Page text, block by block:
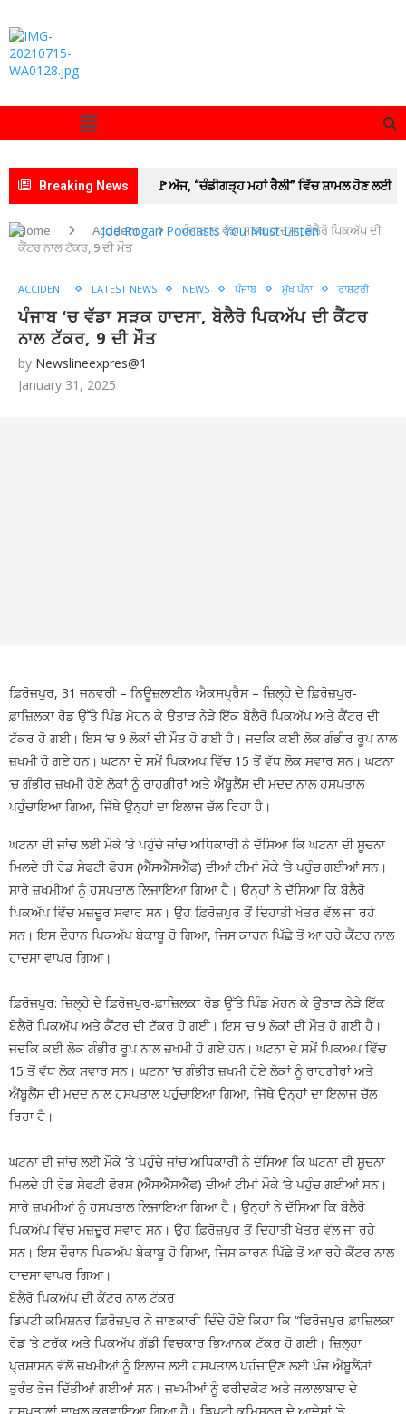
Breaking News 🚩ਅੱਜ, “ਚੰਡੀਗੜ੍ਹ ਮਹਾਂ ਰੈਲੀ” ਵਿੱਚ ਸ਼ਾਮਲ ਹੋਣ ਲਈ
ਡੀ.ਸੀ. ਦਫ਼ਤਰ ਯੂਨੀਅਨ ਪਟਿਆਲਾ ਦੇ ਕਰਮਚਾਰੀ
ਬਾਅਦ ਸਮੂਹਿਕ ਛੁੱਟੀ ਲੈ ਕੇ ਚੰਡੀਗੜ੍ਹ ਵੱਲ ਕੂਚ ਅੱਜ
🚩 ਗੁਰਬਾਣੀ ਦੇ ਲਾਈਵ ਪ੍ਰਸਾਰਣ ’ਤੇ ਵਧਿਆ ਵਿਵਾਦ;
SGPC ਵੱਲੋਂ GTC ਚੈਨਲ ਨੂੰ ਲੀਗਲ ਨੋਟਿਸ ਜਾਰੀ
ਹੇਠ ਹਾਈ-ਟੈਕ ਹੋਵੇਗਾ PRTC
Home Accident
ਪੰਜਾਬ ‘ਚ ਵੱਡਾ ਸੜਕ ਹਾਦਸਾ, ਬੋਲੈਰੋ ਪਿਕਅੱਪ ਦੀ
ਕੈਂਟਰ ਨਾਲ ਟੱਕਰ, 9 ਦੀ ਮੌਤ
ACCIDENT LATEST NEWS NEWS ਪੰਜਾਬ ਮੁੱਖ ਪੰਨਾ ਰਾਸ਼ਟਰੀ
ਪੰਜਾਬ ‘ਚ ਵੱਡਾ ਸੜਕ ਹਾਦਸਾ, ਬੋਲੈਰੋ ਪਿਕਅੱਪ ਦੀ ਕੈਂਟਰ
ਨਾਲ ਟੱਕਰ, 9 ਦੀ ਮੌਤ
by Newslineexpres@1
January 31, 2025
ਫ਼ਿਰੋਜ਼ਪੁਰ, 31 ਜਨਵਰੀ – ਨਿਊਜ਼ਲਾਈਨ ਐਕਸਪ੍ਰੈਸ – ਜ਼ਿਲ੍ਹੇ ਦੇ ਫ਼ਿਰੋਜ਼ਪੁਰ-
ਫ਼ਾਜ਼ਿਲਕਾ ਰੋਡ ਉੱਤੇ ਪਿੰਡ ਮੋਹਨ ਕੇ ਉਤਾੜ ਨੇੜੇ ਇੱਕ ਬੋਲੈਰੋ ਪਿਕਅੱਪ ਅਤੇ ਕੈਂਟਰ ਦੀ
ਟੱਕਰ ਹੋ ਗਈ। ਇਸ ‘ਚ 9 ਲੋਕਾਂ ਦੀ ਮੌਤ ਹੋ ਗਈ ਹੈ। ਜਦਕਿ ਕਈ ਲੋਕ ਗੰਭੀਰ ਰੂਪ ਨਾਲ
ਜ਼ਖਮੀ ਹੋ ਗਏ ਹਨ। ਘਟਨਾ ਦੇ ਸਮੇਂ ਪਿਕਅਪ ਵਿੱਚ 15 ਤੋਂ ਵੱਧ ਲੋਕ ਸਵਾਰ ਸਨ। ਘਟਨਾ
‘ਚ ਗੰਭੀਰ ਜ਼ਖਮੀ ਹੋਏ ਲੋਕਾਂ ਨੂੰ ਰਾਹਗੀਰਾਂ ਅਤੇ ਐਂਬੂਲੈਂਸ ਦੀ ਮਦਦ ਨਾਲ ਹਸਪਤਾਲ
ਪਹੁੰਚਾਇਆ ਗਿਆ, ਜਿੱਥੇ ਉਨ੍ਹਾਂ ਦਾ ਇਲਾਜ ਚੱਲ ਰਿਹਾ ਹੈ।
ਘਟਨਾ ਦੀ ਜਾਂਚ ਲਈ ਮੌਕੇ ‘ਤੇ ਪਹੁੰਚੇ ਜਾਂਚ ਅਧਿਕਾਰੀ ਨੇ ਦੱਸਿਆ ਕਿ ਘਟਨਾ ਦੀ ਸੂਚਨਾ
ਮਿਲਦੇ ਹੀ ਰੋਡ ਸੇਫਟੀ ਫੋਰਸ (ਐੱਸਐੱਸਐੱਫ) ਦੀਆਂ ਟੀਮਾਂ ਮੌਕੇ ‘ਤੇ ਪਹੁੰਚ ਗਈਆਂ ਸਨ।
ਸਾਰੇ ਜ਼ਖਮੀਆਂ ਨੂੰ ਹਸਪਤਾਲ ਲਿਜਾਇਆ ਗਿਆ ਹੈ। ਉਨ੍ਹਾਂ ਨੇ ਦੱਸਿਆ ਕਿ ਬੋਲੈਰੋ
ਪਿਕਅੱਪ ਵਿੱਚ ਮਜ਼ਦੂਰ ਸਵਾਰ ਸਨ। ਉਹ ਫ਼ਿਰੋਜ਼ਪੁਰ ਤੋਂ ਦਿਹਾਤੀ ਖੇਤਰ ਵੱਲ ਜਾ ਰਹੇ
ਸਨ। ਇਸ ਦੌਰਾਨ ਪਿਕਅੱਪ ਬੇਕਾਬੂ ਹੋ ਗਿਆ, ਜਿਸ ਕਾਰਨ ਪਿੱਛੇ ਤੋਂ ਆ ਰਹੇ ਕੈਂਟਰ ਨਾਲ
ਹਾਦਸਾ ਵਾਪਰ ਗਿਆ।
ਫ਼ਿਰੋਜ਼ਪੁਰ: ਜ਼ਿਲ੍ਹੇ ਦੇ ਫ਼ਿਰੋਜ਼ਪੁਰ-ਫ਼ਾਜ਼ਿਲਕਾ ਰੋਡ ਉੱਤੇ ਪਿੰਡ ਮੋਹਨ ਕੇ ਉਤਾੜ ਨੇੜੇ ਇੱਕ
ਬੋਲੈਰੋ ਪਿਕਅੱਪ ਅਤੇ ਕੈਂਟਰ ਦੀ ਟੱਕਰ ਹੋ ਗਈ। ਇਸ ‘ਚ 9 ਲੋਕਾਂ ਦੀ ਮੌਤ ਹੋ ਗਈ ਹੈ।
ਜਦਕਿ ਕਈ ਲੋਕ ਗੰਭੀਰ ਰੂਪ ਨਾਲ ਜ਼ਖਮੀ ਹੋ ਗਏ ਹਨ। ਘਟਨਾ ਦੇ ਸਮੇਂ ਪਿਕਅਪ ਵਿੱਚ
15 ਤੋਂ ਵੱਧ ਲੋਕ ਸਵਾਰ ਸਨ। ਘਟਨਾ ‘ਚ ਗੰਭੀਰ ਜ਼ਖਮੀ ਹੋਏ ਲੋਕਾਂ ਨੂੰ ਰਾਹਗੀਰਾਂ ਅਤੇ
ਐਂਬੂਲੈਂਸ ਦੀ ਮਦਦ ਨਾਲ ਹਸਪਤਾਲ ਪਹੁੰਚਾਇਆ ਗਿਆ, ਜਿੱਥੇ ਉਨ੍ਹਾਂ ਦਾ ਇਲਾਜ ਚੱਲ
ਰਿਹਾ ਹੈ।
ਘਟਨਾ ਦੀ ਜਾਂਚ ਲਈ ਮੌਕੇ ‘ਤੇ ਪਹੁੰਚੇ ਜਾਂਚ ਅਧਿਕਾਰੀ ਨੇ ਦੱਸਿਆ ਕਿ ਘਟਨਾ ਦੀ ਸੂਚਨਾ
ਮਿਲਦੇ ਹੀ ਰੋਡ ਸੇਫਟੀ ਫੋਰਸ (ਐੱਸਐੱਸਐੱਫ) ਦੀਆਂ ਟੀਮਾਂ ਮੌਕੇ ‘ਤੇ ਪਹੁੰਚ ਗਈਆਂ ਸਨ।
ਸਾਰੇ ਜ਼ਖਮੀਆਂ ਨੂੰ ਹਸਪਤਾਲ ਲਿਜਾਇਆ ਗਿਆ ਹੈ। ਉਨ੍ਹਾਂ ਨੇ ਦੱਸਿਆ ਕਿ ਬੋਲੈਰੋ
ਪਿਕਅੱਪ ਵਿੱਚ ਮਜ਼ਦੂਰ ਸਵਾਰ ਸਨ। ਉਹ ਫ਼ਿਰੋਜ਼ਪੁਰ ਤੋਂ ਦਿਹਾਤੀ ਖੇਤਰ ਵੱਲ ਜਾ ਰਹੇ
ਸਨ। ਇਸ ਦੌਰਾਨ ਪਿਕਅੱਪ ਬੇਕਾਬੂ ਹੋ ਗਿਆ, ਜਿਸ ਕਾਰਨ ਪਿੱਛੇ ਤੋਂ ਆ ਰਹੇ ਕੈਂਟਰ ਨਾਲ
ਹਾਦਸਾ ਵਾਪਰ ਗਿਆ।
ਬੋਲੈਰੋ ਪਿਕਅੱਪ ਦੀ ਕੈਂਟਰ ਨਾਲ ਟੱਕਰ
ਡਿਪਟੀ ਕਮਿਸ਼ਨਰ ਫ਼ਿਰੋਜ਼ਪੁਰ ਨੇ ਜਾਣਕਾਰੀ ਦਿੰਦੇ ਹੋਏ ਕਿਹਾ ਕਿ “ਫ਼ਿਰੋਜ਼ਪੁਰ-ਫ਼ਾਜ਼ਿਲਕਾ
ਰੋਡ ‘ਤੇ ਟਰੱਕ ਅਤੇ ਪਿਕਅੱਪ ਗੱਡੀ ਵਿਚਕਾਰ ਭਿਆਨਕ ਟੱਕਰ ਹੋ ਗਈ। ਜ਼ਿਲ੍ਹਾ
ਪ੍ਰਸ਼ਾਸਨ ਵੱਲੋਂ ਜ਼ਖਮੀਆਂ ਨੂੰ ਇਲਾਜ ਲਈ ਹਸਪਤਾਲ ਪਹੰਚਾਉਣ ਲਈ ਪੰਜ ਐਂਬੂਲੈਂਸਾਂ
ਤੁਰੰਤ ਭੇਜ ਦਿੱਤੀਆਂ ਗਈਆਂ ਸਨ। ਜ਼ਖਮੀਆਂ ਨੂੰ ਫਰੀਦਕੋਟ ਅਤੇ ਜਲਾਲਾਬਾਦ ਦੇ